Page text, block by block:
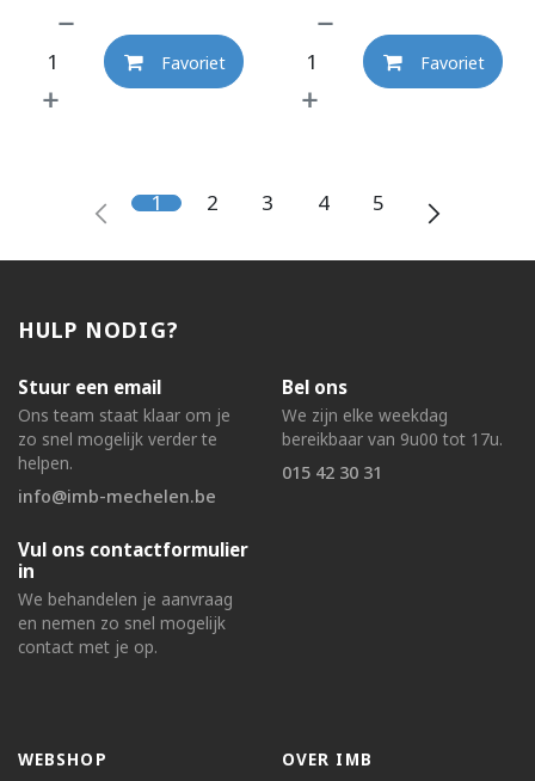
Favoriet Favoriet
1 2 3 4 5
HULP NODIG?
Stuur een email
Ons team staat klaar om je
zo snel mogelijk verder te
helpen.
info@imb-mechelen.be
Bel ons
We zijn elke weekdag
bereikbaar van 9u00 tot 17u.
015 42 30 31
Vul ons contactformulier
in
We behandelen je aanvraag
en nemen zo snel mogelijk
contact met je op.
WEBSHOP
OVER IMB